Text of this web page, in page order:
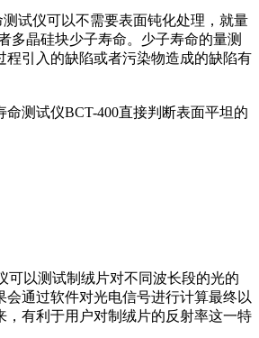
测试仪可以不需要表面钝化处理，就量
多晶硅块少子寿命。少子寿命的量测
程引入的缺陷或者污染物造成的缺陷有
测试仪BCT-400直接判断表面平坦的
可以测试制绒片对不同波长段的光的
会通过软件对光电信号进行计算最终以
，有利于用户对制绒片的反射率这一特